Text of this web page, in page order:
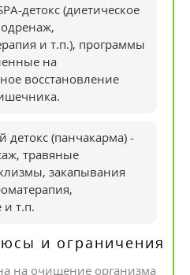
детокс (диетическое
и т.п.), программы
на
восстановление
детокс (панчакарма) -
травяные
закапывания
и т.п.
и ограничения
​​на очищение организма